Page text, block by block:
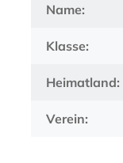
Name:
Klasse:
Heimatland:
Verein: